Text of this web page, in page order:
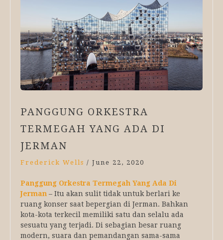
PANGGUNG ORKESTRA
TERMEGAH YANG ADA DI
JERMAN
Frederick Wells / June 22, 2020
Panggung Orkestra Termegah Yang Ada Di
Jerman – Itu akan sulit tidak untuk berlari ke
ruang konser saat bepergian di Jerman. Bahkan
kota-kota terkecil memiliki satu dan selalu ada
sesuatu yang terjadi. Di sebagian besar ruang
modern, suara dan pemandangan sama-sama